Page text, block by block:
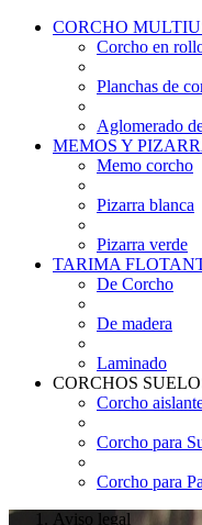
CORCHO
Corcho en
Planchas de
Aglomerado
MEMOS Y
Memo corcho
Pizarra blanca
Pizarra verde
TARIMA
De Corcho
De madera
Laminado
CORCHOS
Corcho
Corcho para
Corcho para
Aviso legal